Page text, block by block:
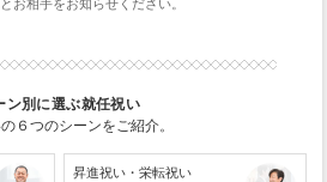
お相手をお知らせください。
ン別に選ぶ就任祝い
６つのシーンをご紹介。
昇進祝い・栄転祝い